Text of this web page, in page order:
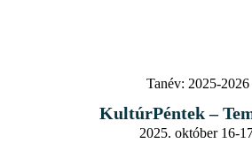
Tanév: 2025-2026
KultúrPéntek –
2025. október 16-